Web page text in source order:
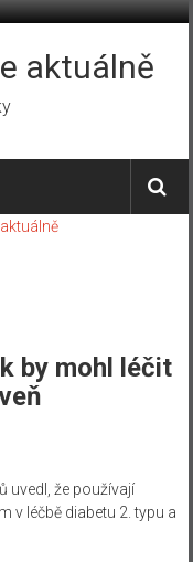
aktuálně
by mohl léčit
uvedl, že používají
v léčbě diabetu 2. typu a